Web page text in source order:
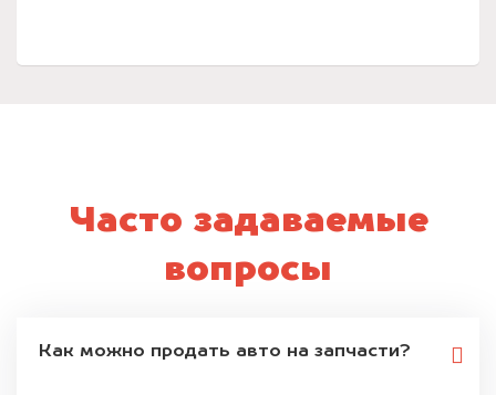
Часто задаваемые
вопросы
Как можно продать авто на запчасти?